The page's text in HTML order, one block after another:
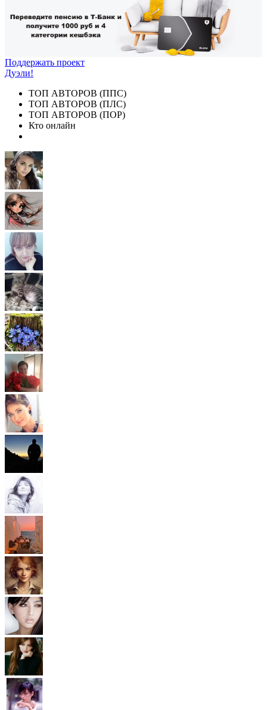
Поддержать проект
Дуэли!
ТОП АВТОРОВ (ППС)
ТОП АВТОРОВ (ПЛС)
ТОП АВТОРОВ (ПОР)
Кто онлайн